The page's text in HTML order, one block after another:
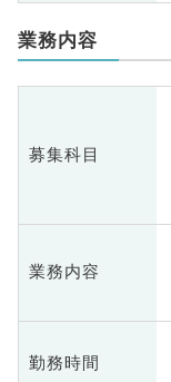
業務内容
募集科目
業務内容
勤務時間